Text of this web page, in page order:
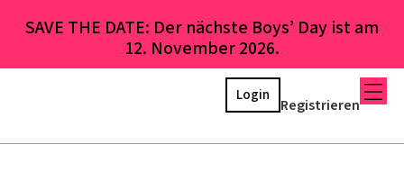
SAVE THE DATE: Der nächste Boys’ Day ist am
12. November 2026.
Registrieren
Login